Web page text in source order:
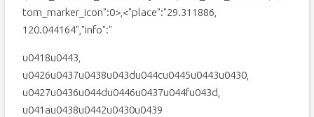
tom_marker_icon":0>,<"place":"29.311886,
120.044164","info":"
u0418u0443,
u0426u0437u0438u043du044cu0445u0443u0430,
u0427u0436u044du0446u0437u044fu043d,
u041au0438u0442u0430u0439